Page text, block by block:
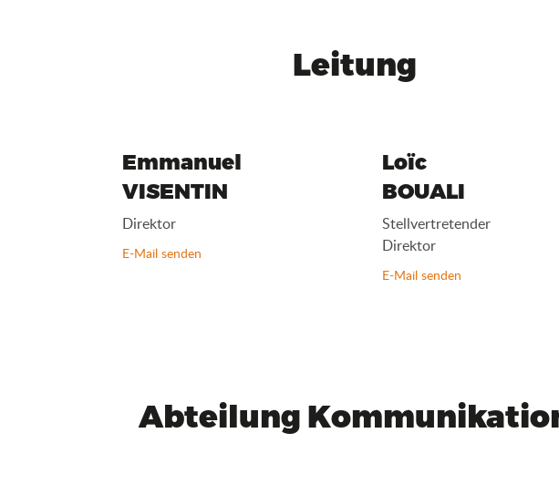
Leitung
Emmanuel
VISENTIN
Direktor
E-Mail senden
Loïc
BOUALI
Stellvertretender
Direktor
E-Mail senden
Abteilung